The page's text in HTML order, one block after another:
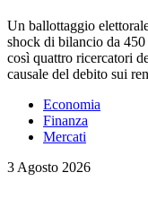
Un ballottaggio
shock di bilancio da
così quattro ricercatori
causale del debito sui
Economia
Finanza
Mercati
3 Agosto 2026